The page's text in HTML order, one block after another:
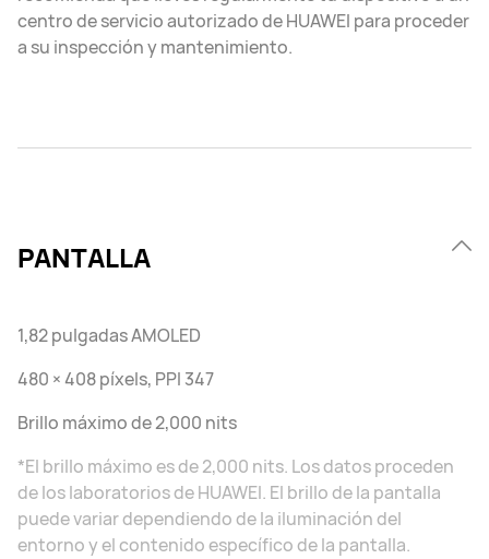
centro de servicio autorizado de HUAWEI para proceder
a su inspección y mantenimiento.
PANTALLA
1,82 pulgadas AMOLED
480 × 408 píxels, PPI 347
Brillo máximo de 2,000 nits
*El brillo máximo es de 2,000 nits. Los datos proceden
de los laboratorios de HUAWEI. El brillo de la pantalla
puede variar dependiendo de la iluminación del
entorno y el contenido específico de la pantalla.